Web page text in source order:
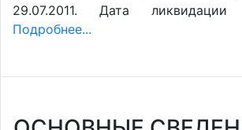
29.07.2011. Дата
Подробнее...